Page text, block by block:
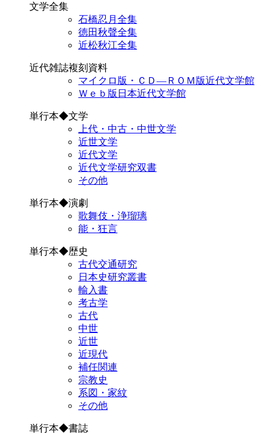
文学全集
石橋忍月全集
徳田秋聲全集
近松秋江全集
近代雑誌複刻資料
マイクロ版・ＣＤ―ＲＯＭ版近代文学館
Ｗｅｂ版日本近代文学館
単行本◆文学
上代・中古・中世文学
近世文学
近代文学
近代文学研究双書
その他
単行本◆演劇
歌舞伎・浄瑠璃
能・狂言
単行本◆歴史
古代交通研究
日本史研究叢書
輸入書
考古学
古代
中世
近世
近現代
補任関連
宗教史
系図・家紋
その他
単行本◆書誌